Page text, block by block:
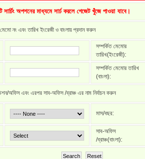
অপশনের মাধ্যমে সার্চ করলে গেজেট খুঁজে পাওয়া যাবে।
নং এবং তারিখ ইংরেজী ও বাংলায় প্রদান করুন
সম্পর্কিত মেমোর
তারিখ(ইংরেজী):
সম্পর্কিত মেমোর তারিখ
(বাংলা):
অফিস এবং এরপর সাব-অফিস /ব্রাঞ্চ এর নাম নির্বাচন করুন
মাস/বছর:
সাব-অফিস
/ব্রাঞ্চ(বাংলা):
Search Reset